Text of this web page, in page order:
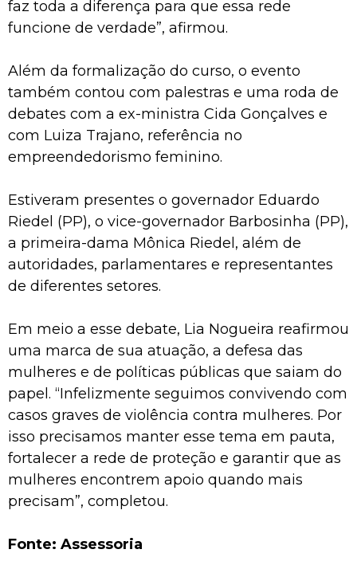
faz toda a diferença para que essa rede
funcione de verdade”, afirmou.
Além da formalização do curso, o evento
também contou com palestras e uma roda de
debates com a ex-ministra Cida Gonçalves e
com Luiza Trajano, referência no
empreendedorismo feminino.
Estiveram presentes o governador Eduardo
Riedel (PP), o vice-governador Barbosinha (PP),
a primeira-dama Mônica Riedel, além de
autoridades, parlamentares e representantes
de diferentes setores.
Em meio a esse debate, Lia Nogueira reafirmou
uma marca de sua atuação, a defesa das
mulheres e de políticas públicas que saiam do
papel. “Infelizmente seguimos convivendo com
casos graves de violência contra mulheres. Por
isso precisamos manter esse tema em pauta,
fortalecer a rede de proteção e garantir que as
mulheres encontrem apoio quando mais
precisam”, completou.
Fonte: Assessoria